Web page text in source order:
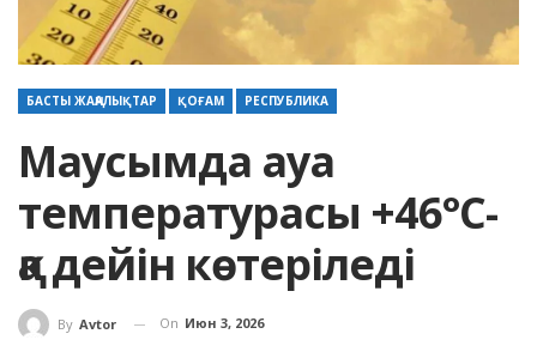
БАСТЫ ЖАҢАЛЫҚТАР ҚОҒАМ РЕСПУБЛИКА
Маусымда ауа
температурасы +46°C-
қа дейін көтеріледі
By Avtor On Июн 3, 2026